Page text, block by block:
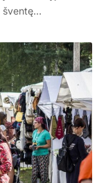
šventę…